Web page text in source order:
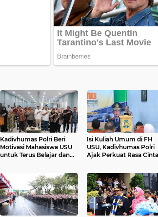
Kadivhumas Polri Beri
Motivasi Mahasiswa USU
untuk Terus Belajar dan
Isi Kuliah Umum di FH
USU, Kadivhumas Polri
Ajak Perkuat Rasa Cinta